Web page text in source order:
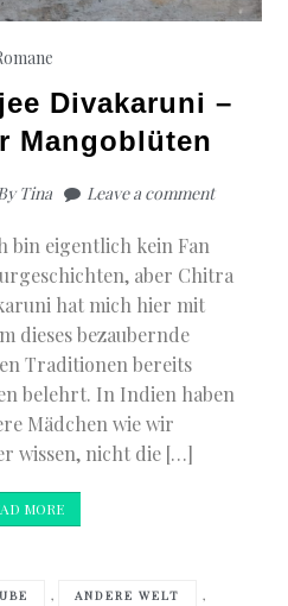
Divakaruni –
Mangoblüten
Tina Leave a comment
bin eigentlich kein Fan
aber Chitra
hat mich hier mit
dieses bezaubernde
Traditionen bereits
belehrt. In Indien haben
Mädchen wie wir
wissen, nicht die […]
MORE
, ANDERE WELT ,